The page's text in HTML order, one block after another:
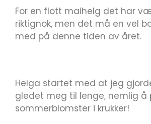
For en flott maihelg det har
riktignok, men det må en vel
med på denne tiden av året.
Helga startet med at jeg
gledet meg til lenge, nemlig å
sommerblomster i krukker!